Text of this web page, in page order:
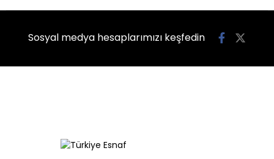
Sosyal medya hesaplarımızı keşfedin